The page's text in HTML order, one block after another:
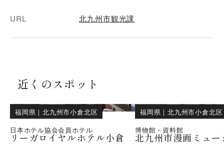
URL 北九州市観光課
近くのスポット
福岡県 ｜北九州市小倉北区
日本ホテル協会会員ホテル
リーガロイヤルホテル小倉
福岡県 ｜北九州市小倉北区
博物館・資料館
北九州市漫画ミュー